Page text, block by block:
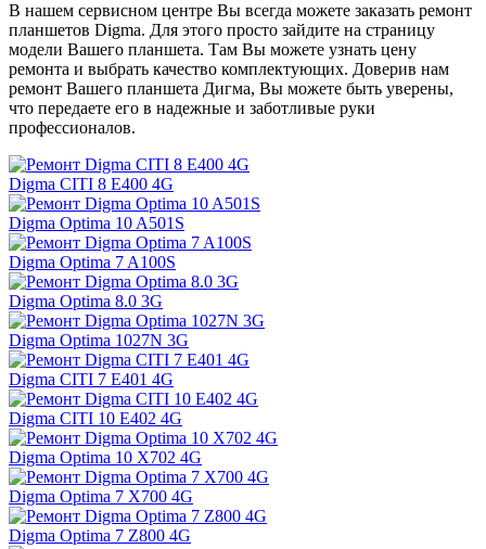
В нашем сервисном центре Вы всегда можете заказать ремонт
планшетов Digma. Для этого просто зайдите на страницу
модели Вашего планшета. Там Вы можете узнать цену
ремонта и выбрать качество комплектующих. Доверив нам
ремонт Вашего планшета Дигма, Вы можете быть уверены,
что передаете его в надежные и заботливые руки
профессионалов.
Digma CITI 8 E400 4G
Digma Optima 10 A501S
Digma Optima 7 A100S
Digma Optima 8.0 3G
Digma Optima 1027N 3G
Digma CITI 7 E401 4G
Digma CITI 10 E402 4G
Digma Optima 10 X702 4G
Digma Optima 7 X700 4G
Digma Optima 7 Z800 4G